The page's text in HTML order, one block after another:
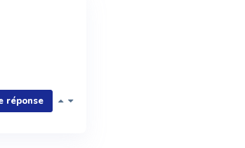
réponse